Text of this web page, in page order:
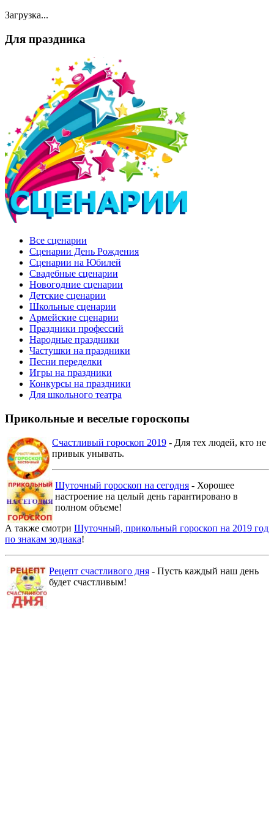
Загрузка...
Для праздника
Все сценарии
Сценарии День Рождения
Сценарии на Юбилей
Свадебные сценарии
Новогодние сценарии
Детские сценарии
Школьные сценарии
Армейские сценарии
Праздники профессий
Народные праздники
Частушки на праздники
Песни переделки
Игры на праздники
Конкурсы на праздники
Для школьного театра
Прикольные и веселые гороскопы
Счастливый гороскоп 2019 - Для тех людей, кто не
привык унывать.
Шуточный гороскоп на сегодня - Хорошее
настроение на целый день гарантировано в
полном объеме!
А также смотри Шуточный, прикольный гороскоп на 2019 год
по знакам зодиака!
Рецепт счастливого дня - Пусть каждый наш день
будет счастливым!